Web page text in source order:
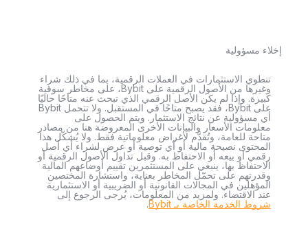
إخلاء مسؤولية
تنطوي الاستثمارات في العملات الرقمية، بما في ذلك شراء
وغيرها من الأصول الرقمية على Bybit، على مخاطر سوقية
كبيرة. وإذا لم يكن الأصل الرقمي الذي تبحث عنه متاحًا حاليًا
على Bybit، فقد يصبح متاحًا في المستقبل. ولا تتحمل Bybit
أي مسؤولية عن نتائج الاستثمار. ويتم الحصول على
معلومات الأسعار والبيانات الأخرى المعروضة هنا من مصادر
متاحة للعامة، وتُقدَّم لأغراض معلوماتية فقط. ولا يُشكّل هذا
المحتوى نصيحة مالية أو أي توصية أو عرض لشراء أي أصل
رقمي أو بيعه أو الاحتفاظ به. وقبل تداول الأصول الرقمية أو
الاحتفاظ بها، ينبغي على المستثمرين تقييم أوضاعهم المالية
وقدرتهم على تحمّل المخاطر بعناية، واستشارة المختصين
المؤهلين في المجالات القانونية أو الضريبية أو الاستثمارية
عند الاقتضاء. ولمزيد من المعلومات، يُرجى الرجوع إلى
شروط الخدمة الخاصة بـ Bybit
.